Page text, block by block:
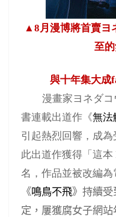
▲ 8 月漫博將首賣ヨ
至的
與十年集大成
漫畫家ヨネダコ
書連載出道作《無法
引起熱烈回響，成為
此出道作獲得「這本
名，作品並被改編為
《鳴鳥不飛》持續受
定，屢獲腐女子網